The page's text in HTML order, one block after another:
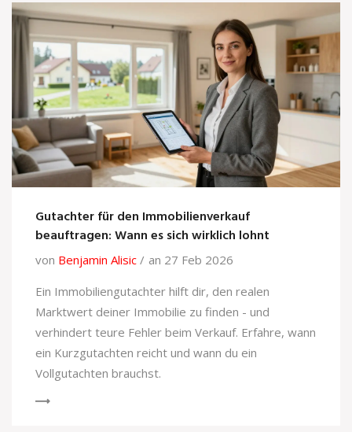
Gutachter für den Immobilienverkauf
beauftragen: Wann es sich wirklich lohnt
von Benjamin Alisic
an 27 Feb 2026
Ein Immobiliengutachter hilft dir, den realen
Marktwert deiner Immobilie zu finden - und
verhindert teure Fehler beim Verkauf. Erfahre, wann
ein Kurzgutachten reicht und wann du ein
Vollgutachten brauchst.